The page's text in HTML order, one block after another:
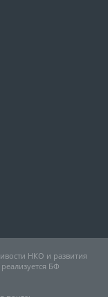
НКО и развития
БФ